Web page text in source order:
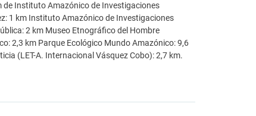
de Instituto Amazónico de Investigaciones
1 km Instituto Amazónico de Investigaciones
2 km Museo Etnográfico del Hombre
2,3 km Parque Ecológico Mundo Amazónico: 9,6
(LET-A. Internacional Vásquez Cobo): 2,7 km.